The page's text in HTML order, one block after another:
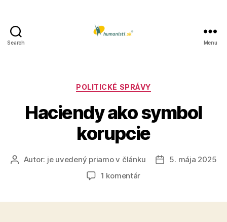
Search Menu
Kategórie
POLITICKÉ SPRÁVY
Haciendy ako symbol
korupcie
AutorAutor: je uvedený priamo v článku
Dátum
5. mája 2025
1 komentárna